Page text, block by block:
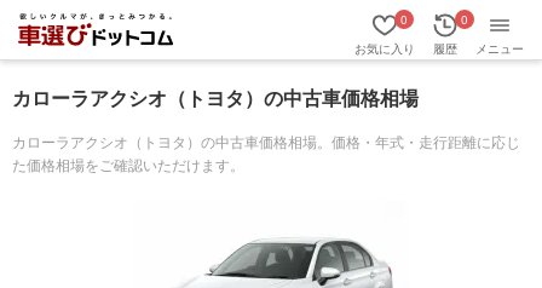
お気に入り
0
履歴
0
メニュー
カローラアクシオ（トヨタ）の中古車価格相場
カローラアクシオ（トヨタ）の中古車価格相場。価格・年式・走行距離に応じ
た価格相場をご確認いただけます。